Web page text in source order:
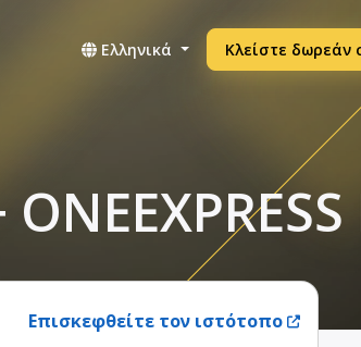
Ελληνικά Κλείστε δωρεάν
Επισκεφθείτε τον ιστότοπο